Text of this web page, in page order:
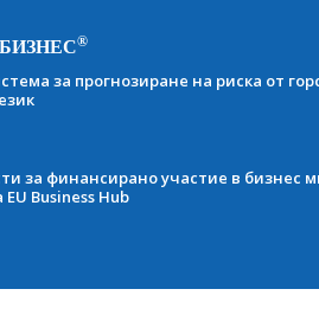
®
за прогнозиране на риска от
за финансирано участие в бизнес
Business Hub